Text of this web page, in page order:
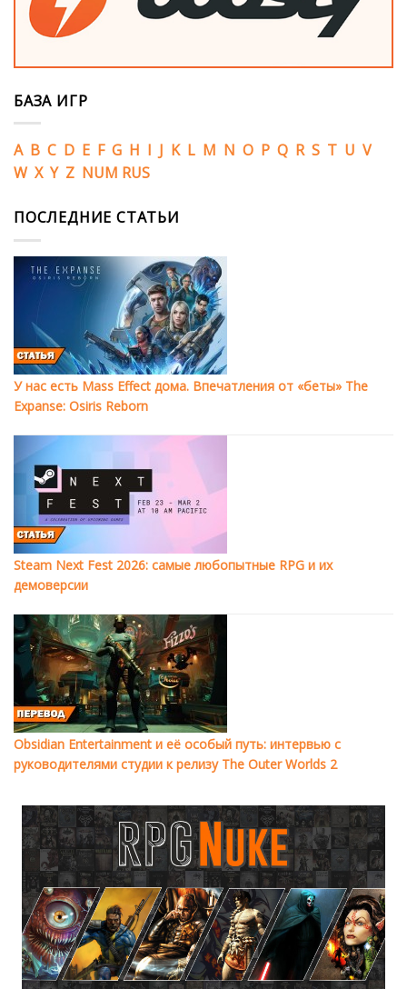
БАЗА ИГР
A B C D E F G H I J K L M N O P Q R S T U V
W X Y Z NUM RUS
ПОСЛЕДНИЕ СТАТЬИ
У нас есть Mass Effect дома. Впечатления от «беты» The
Expanse: Osiris Reborn
Steam Next Fest 2026: самые любопытные RPG и их
демоверсии
Obsidian Entertainment и её особый путь: интервью с
руководителями студии к релизу The Outer Worlds 2